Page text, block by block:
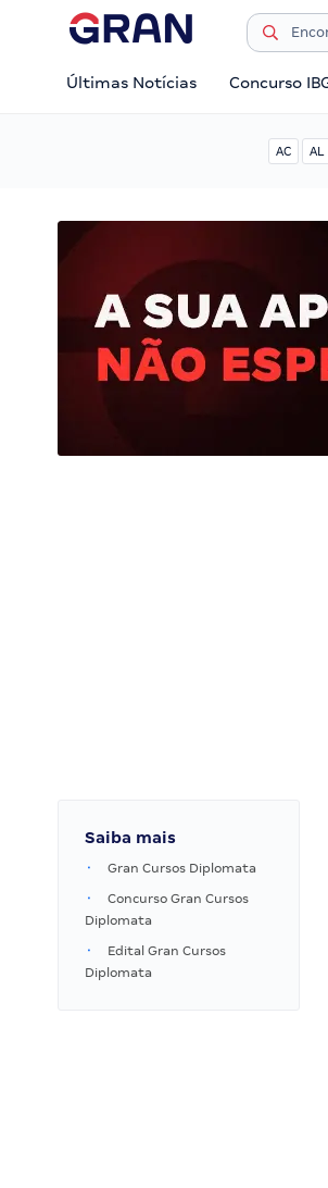
Últimas Notícias Concurso
AC AL
Saiba mais
Gran Cursos Diplomata
Concurso Gran Cursos
Diplomata
Edital Gran Cursos
Diplomata